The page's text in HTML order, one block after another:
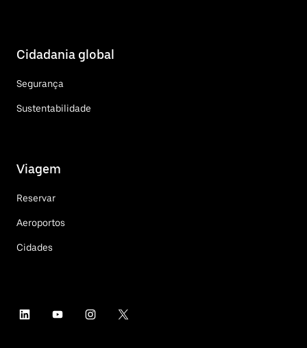
Cidadania global
Segurança
Sustentabilidade
Viagem
Reservar
Aeroportos
Cidades